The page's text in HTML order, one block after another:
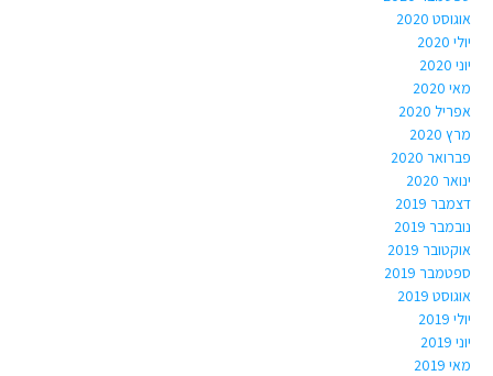
אוגוסט 2020
יולי 2020
יוני 2020
מאי 2020
אפריל 2020
מרץ 2020
פברואר 2020
ינואר 2020
דצמבר 2019
נובמבר 2019
אוקטובר 2019
ספטמבר 2019
אוגוסט 2019
יולי 2019
יוני 2019
מאי 2019